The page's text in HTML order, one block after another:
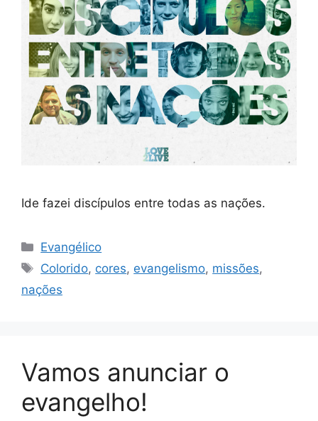
Ide fazei discípulos entre todas as nações.
Categorias
Evangélico
Tags
Colorido, cores, evangelismo, missões,
nações
Vamos anunciar o
evangelho!